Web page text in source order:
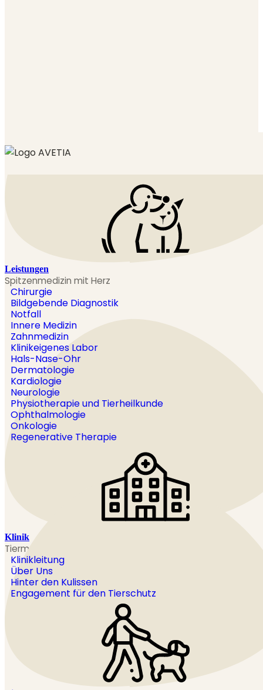
Leistungen
Spitzenmedizin mit Herz
Chirurgie
Bildgebende Diagnostik
Notfall
Innere Medizin
Zahnmedizin
Klinikeigenes Labor
Hals-Nase-Ohr
Dermatologie
Kardiologie
Neurologie
Physiotherapie und Tierheilkunde
Ophthalmologie
Onkologie
Regenerative Therapie
Klinik
Tiermedizin mit Herz ud Verstand
Klinikleitung
Über Uns
Hinter den Kulissen
Engagement für den Tierschutz